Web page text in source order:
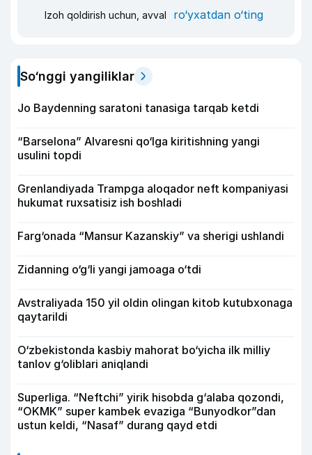
Izoh qoldirish uchun, avval ro‘yxatdan o‘ting
So‘nggi yangiliklar
Jo Baydenning saratoni tanasiga tarqab ketdi
“Barselona” Alvaresni qo‘lga kiritishning yangi
usulini topdi
Grenlandiyada Trampga aloqador neft kompaniyasi
hukumat ruxsatisiz ish boshladi
Farg‘onada “Mansur Kazanskiy” va sherigi ushlandi
Zidanning o‘g‘li yangi jamoaga o‘tdi
Avstraliyada 150 yil oldin olingan kitob kutubxonaga
qaytarildi
O‘zbekistonda kasbiy mahorat bo‘yicha ilk milliy
tanlov g‘oliblari aniqlandi
Superliga. “Neftchi” yirik hisobda g‘alaba qozondi,
“OKMK” super kambek evaziga “Bunyodkor”dan
ustun keldi, “Nasaf” durang qayd etdi